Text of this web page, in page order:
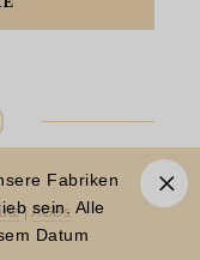
Fabriken
sein. Alle
Datum
| AGBs